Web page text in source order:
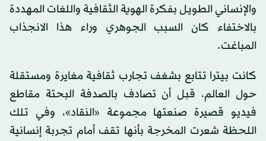
والإنساني الطويل بفكرة الهوية الثقافية واللغات المهددة
بالاختفاء كان السبب الجوهري وراء هذا الانجذاب
المباغت.
كانت بيترا تتابع بشغف تجارب ثقافية مغايرة ومستقلة
حول العالم، قبل أن تصادف بالصدفة البحتة مقاطع
فيديو قصيرة صنعتها مجموعة «النقاد»، وفي تلك
اللحظة شعرت المخرجة بأنها تقف أمام تجربة إنسانية